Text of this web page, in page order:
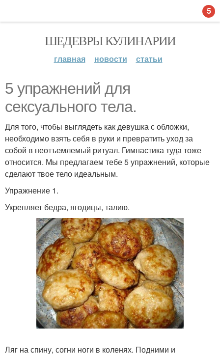
ШЕДЕВРЫ КУЛИНАРИИ
главная новости статьи
5 упражнений для
сексуального тела.
Для того, чтобы выглядеть как девушка с обложки,
необходимо взять себя в руки и превратить уход за
собой в неотъемлемый ритуал. Гимнастика туда тоже
относится. Мы предлагаем тебе 5 упражнений, которые
сделают твое тело идеальным.
Упражнение 1.
Укрепляет бедра, ягодицы, талию.
Ляг на спину, согни ноги в коленях. Подними и
5